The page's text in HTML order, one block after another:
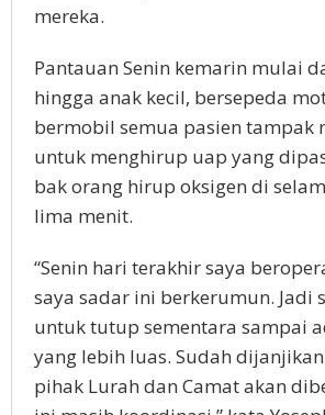
mereka.
Pantauan Senin kemarin mulai
hingga anak kecil, bersepeda
bermobil semua pasien tampak
untuk menghirup uap yang
bak orang hirup oksigen di
lima menit.
“Senin hari terakhir saya
saya sadar ini berkerumun. Jadi
untuk tutup sementara sampai
yang lebih luas. Sudah
pihak Lurah dan Camat akan